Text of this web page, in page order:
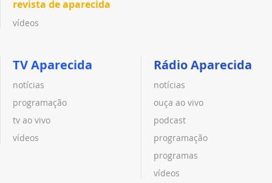
revista de aparecida
vídeos
TV Aparecida
notícias
programação
tv ao vivo
vídeos
Rádio Aparecida
notícias
ouça ao vivo
podcast
programação
programas
vídeos